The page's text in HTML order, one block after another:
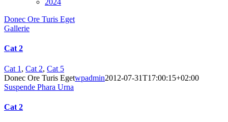
2024
Donec Ore Turis Eget
Gallerie
Cat 2
Cat 1 , Cat 2, Cat 5
Donec Ore Turis Egetwpadmin2012-07-31T17:00:15+02:00
Suspende Phara Urna
Cat 2